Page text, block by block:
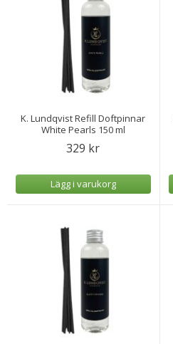
K. Lundqvist Refill Doftpinnar
White Pearls 150 ml
329 kr
Lägg i varukorg